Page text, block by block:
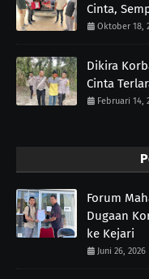
Cinta,
Oktober 18,
Dikira
Cinta
Februari 14,
Forum
Dugaan
ke Kejari
Juni 26, 2026